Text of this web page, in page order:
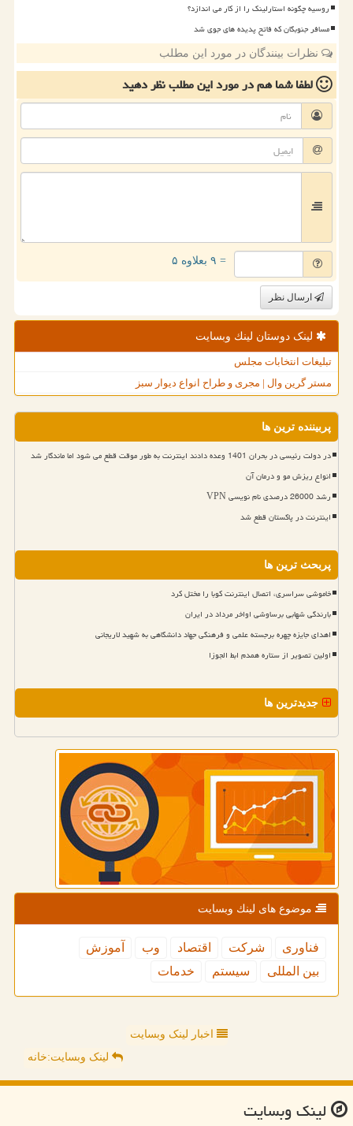
روسیه چگونه استارلینک را از کار می اندازد؟
مسافر جنوبگان که فاتح پدیده های جوی شد
نظرات بینندگان در مورد این مطلب
لطفا شما همدر مورد این مطلبنظر دهید
= ۹ بعلاوه ۵
ارسال نظر
لینک دوستان لینك وبسایت
تبلیغات انتخابات مجلس
مستر گرین وال | مجری و طراح انواع دیوار سبز
پربیننده ترین ها
در دولت رئیسی در بحران 1401 وعده دادند اینترنت به طور موقت قطع می شود اما ماندگار شد
انواع ریزش مو و درمان آن
رشد 26000 درصدی نام نویسی VPN
اینترنت در پاکستان قطع شد
پربحث ترین ها
خاموشی سراسری، اتصال اینترنت کوبا را مختل کرد
بارندگی شهابی برساوشی اواخر مرداد در ایران
اهدای جایزه چهره برجسته علمی و فرهنگی جهاد دانشگاهی به شهید لاریجانی
اولین تصویر از ستاره همدم ابط الجوزا
جدیدترین ها
موضوع های لینك وبسایت
فناوری شركت اقتصاد وب
آموزش
بین المللی
سیستم خدمات
اخبار لینک وبسایت
لینک وبسایت:خانه
لینك وبسایت